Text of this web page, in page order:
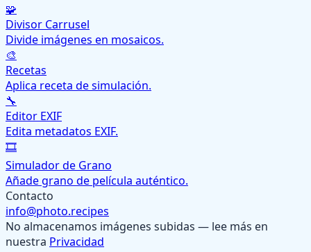
🧩
Divisor Carrusel
Divide imágenes en mosaicos.
🎨
Recetas
Aplica receta de simulación.
🔧
Editor EXIF
Edita metadatos EXIF.
🎞️
Simulador de Grano
Añade grano de película auténtico.
Contacto
info@photo.recipes
No almacenamos imágenes subidas — lee más en
nuestra Privacidad